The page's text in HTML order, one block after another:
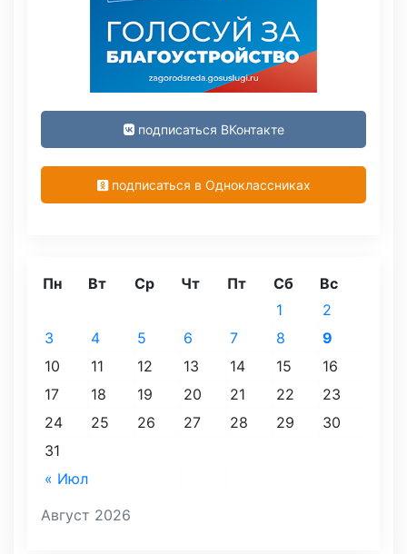
подписаться ВКонтакте
подписаться в Одноклассниках
Август 2026
Пн Вт Ср Чт Пт Сб Вс
« Июл
1
2
3
4 5 6 7 8
9
10
11 12 13 14 15
16
17
18 19 20 21 22
23
24
25 26 27 28 29
30
31